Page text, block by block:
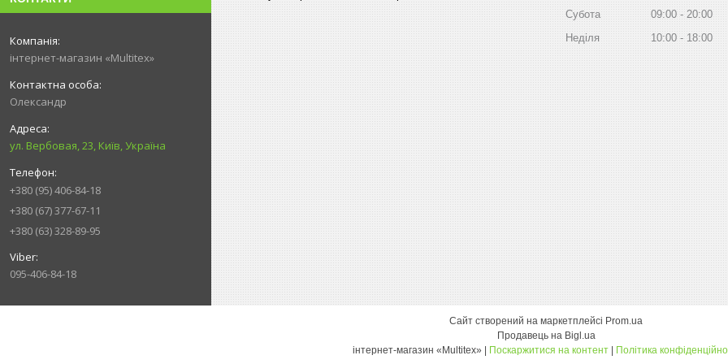
інтернет-магазин «Multitex»
Олександр
ул. Вербовая, 23, Київ, Україна
+380 (95) 406-84-18
+380 (67) 377-67-11
+380 (63) 328-89-95
095-406-84-18
Субота
09:00
20:00
Неділя
10:00 18:00
Сайт створений на маркетплейсі Prom.ua
Продавець на Bigl.ua
Поскаржитися на контент Політика